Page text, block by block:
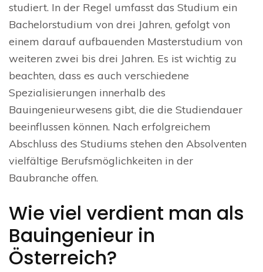
studiert. In der Regel umfasst das Studium ein
Bachelorstudium von drei Jahren, gefolgt von
einem darauf aufbauenden Masterstudium von
weiteren zwei bis drei Jahren. Es ist wichtig zu
beachten, dass es auch verschiedene
Spezialisierungen innerhalb des
Bauingenieurwesens gibt, die die Studiendauer
beeinflussen können. Nach erfolgreichem
Abschluss des Studiums stehen den Absolventen
vielfältige Berufsmöglichkeiten in der
Baubranche offen.
Wie viel verdient man als
Bauingenieur in
Österreich?